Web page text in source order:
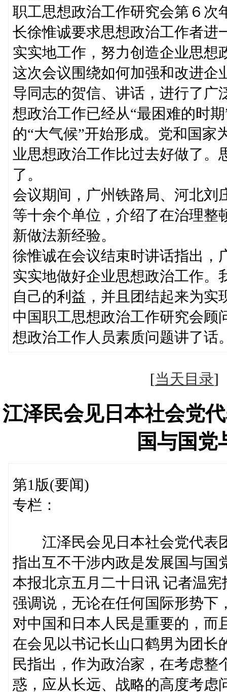
职工思想政治工作研究会第６次
长徐惟诚要求思想政治工作者进
实实地工作，努力创造企业思想
这次会议围绕如何加强和改进企
导同志的贺信、讲话，进行了广
想政治工作已经从“最困难的时
的“大气候”开始形成。党和国家
业思想政治工作比过去好做了。
了。
会议期间，广州铁路局、河北刘
等十余个单位，介绍了在治理整
新做法新经验。
徐惟诚在会议结束时讲话指出，
实实地做好企业思想政治工作。
自己的利益，并且团结起来为实
中国职工思想政治工作研究会顾
想政治工作人员素质问题讲了话
[当天目录
江泽民会见日本社会党
国与国党
第1版(要闻)
专栏：
江泽民会见日本社会党代表
指出互不干涉内政是发展国与国
本报北京五月二十日讯 记者温
强调说，无论在任何国际形势下
对中国和日本人民是重要的，而
在会见以书记长山口鹤男为团长
民指出，作为政治家，在考虑
惑，应从长远、战略的高度考虑